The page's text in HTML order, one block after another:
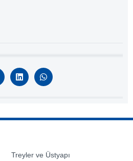
Treyler ve Üstyapı